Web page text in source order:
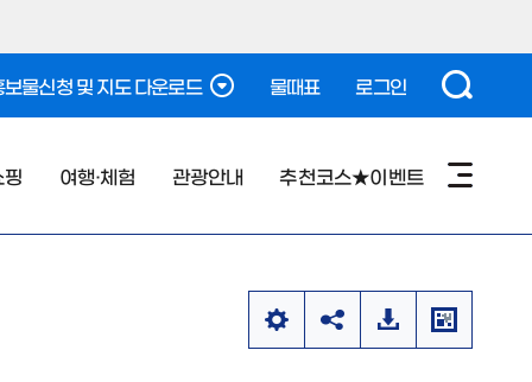
보물신청 및 지도 다운로드 물때표 로그인
핑 여행·체험 관광안내 추천코스★이벤트